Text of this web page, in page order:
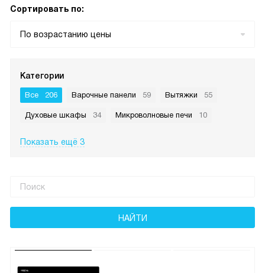
Сортировать по:
По возрастанию цены
Категории
Все 206 Варочные панели 59 Вытяжки 55
Духовые шкафы 34 Микроволновые печи 10
Показать ещё 3